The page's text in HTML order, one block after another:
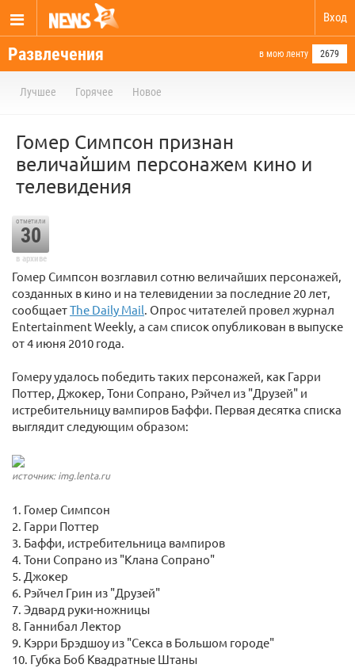
Вход
Развлечения в мою ленту 2679
Лучшее Горячее Новое
Гомер Симпсон признан
величайшим персонажем кино и
телевидения
отметили
30
в архиве
Гомер Симпсон возглавил сотню величайших персонажей,
созданных в кино и на телевидении за последние 20 лет,
сообщаетThe Daily Mail. Опрос читателей провел журнал
Entertainment Weekly, а сам список опубликован в выпуске
от 4 июня 2010 года.
Гомеру удалось победить таких персонажей, как Гарри
Поттер, Джокер, Тони Сопрано, Рэйчел из "Друзей" и
истребительницу вампиров Баффи. Первая десятка списка
выглядит следующим образом:
источник: img.lenta.ru
1. Гомер Симпсон
2. Гарри Поттер
3. Баффи, истребительница вампиров
4. Тони Сопрано из "Клана Сопрано"
5. Джокер
6. Рэйчел Грин из "Друзей"
7. Эдвард руки-ножницы
8. Ганнибал Лектор
9. Кэрри Брэдшоу из "Секса в Большом городе"
10. Губка Боб Квадратные Штаны